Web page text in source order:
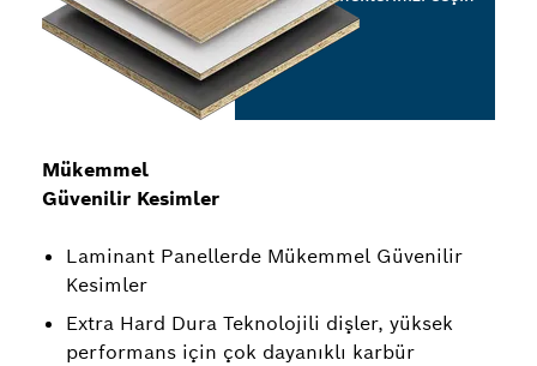
Mükemmel
Güvenilir Kesimler
Laminant Panellerde Mükemmel Güvenilir
Kesimler
Extra Hard Dura Teknolojili dişler, yüksek
performans için çok dayanıklı karbür